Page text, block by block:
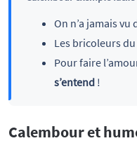
On n’a jamais vu
Les bricoleurs
Pour faire
s’entend!
Calembour et